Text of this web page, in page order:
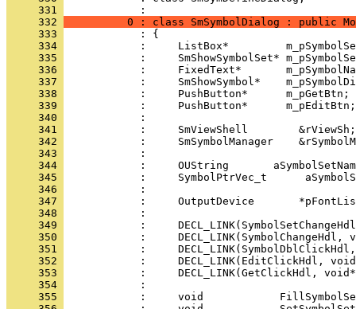
     331
     332
0 : class SmSymbolDialog : public
     333
     334
     335
     336
     337
     338
     339
     340
     341
     342
     343
     344
     345
     346
     347
     348
     349
     350
     351
     352
     353
     354
     355